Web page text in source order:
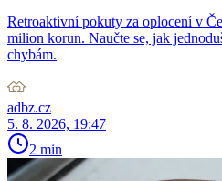
Retroaktivní pokuty za oplocení v
milion korun. Naučte se, jak
chybám.
adbz.cz
5. 8. 2026, 19:47
2 min